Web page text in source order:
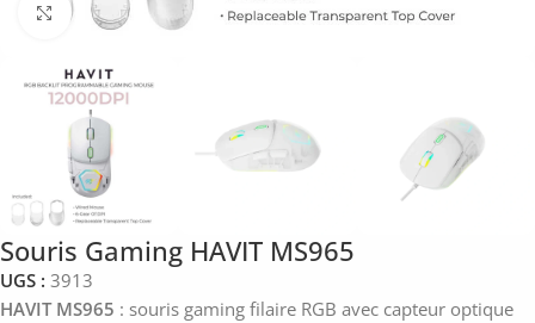
Click to enlarge
Souris Gaming HAVIT MS965
UGS : 3913
HAVIT MS965 : souris gaming filaire RGB avec capteur optique